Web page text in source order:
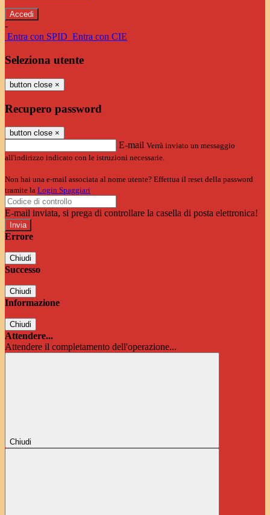
-
Entra con SPID Entra con CIE
Seleziona utente
button close ×
Recupero password
button close ×
E-mail Verrà inviato un messaggio
all'indirizzo indicato con le istruzioni necessarie.
Non hai una e-mail associata al nome utente? Effettua il reset della password
tramite la Login Spaggiari
E-mail inviata, si prega di controllare la casella di posta elettronica!
Errore
Chiudi
Successo
Chiudi
Informazione
Chiudi
Attendere...
Attendere il completamento dell'operazione...
Chiudi